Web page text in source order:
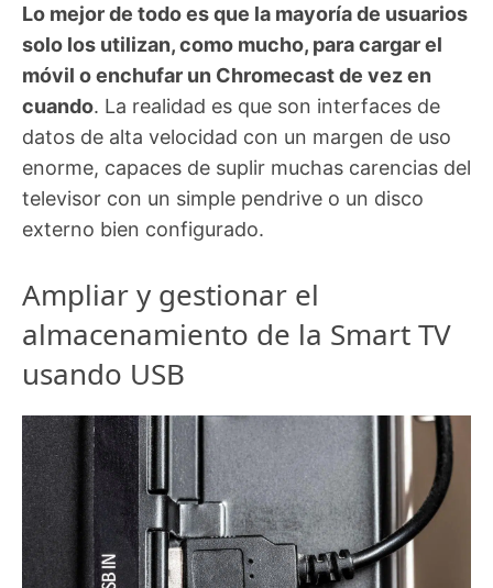
Lo mejor de todo es que la mayoría de usuarios
solo los utilizan, como mucho, para cargar el
móvil o enchufar un Chromecast de vez en
cuando. La realidad es que son interfaces de
datos de alta velocidad con un margen de uso
enorme, capaces de suplir muchas carencias del
televisor con un simple pendrive o un disco
externo bien configurado.
Ampliar y gestionar el
almacenamiento de la Smart TV
usando USB